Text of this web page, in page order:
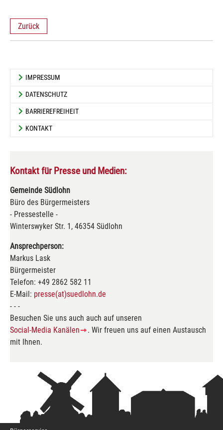
Zurück
IMPRESSUM
DATENSCHUTZ
BARRIEREFREIHEIT
KONTAKT
Kontakt für Presse und Medien:
Gemeinde Südlohn
Büro des Bürgermeisters
- Pressestelle -
Winterswyker Str. 1, 46354 Südlohn
Ansprechperson:
Markus Lask
Bürgermeister
Telefon: +49 2862 582 11
E-Mail: presse(at)suedlohn.de
- - -
Besuchen Sie uns auch auch auf unseren
Social-Media Kanälen
. Wir freuen uns auf einen Austausch
mit Ihnen.